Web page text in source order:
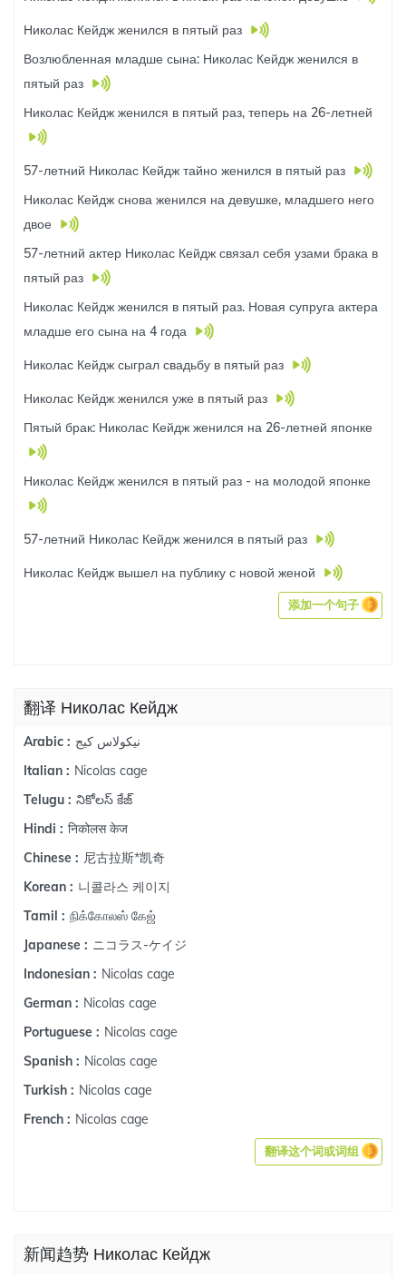
Николас Кейдж женился в пятый раз
Возлюбленная младше сына: Николас Кейдж женился в
пятый раз
Николас Кейдж женился в пятый раз, теперь на 26-летней
57-летний Николас Кейдж тайно женился в пятый раз
Николас Кейдж снова женился на девушке, младшего него
двое
57-летний актер Николас Кейдж связал себя узами брака в
пятый раз
Николас Кейдж женился в пятый раз. Новая супруга актера
младше его сына на 4 года
Николас Кейдж сыграл свадьбу в пятый раз
Николас Кейдж женился уже в пятый раз
Пятый брак: Николас Кейдж женился на 26-летней японке
Николас Кейдж женился в пятый раз - на молодой японке
57-летний Николас Кейдж женился в пятый раз
Николас Кейдж вышел на публику с новой женой
添加一个句子
翻译 Николас Кейдж
Arabic : نيكولاس كيج
Italian : Nicolas cage
Telugu : నికోలస్ కేజ్
Hindi : निकोलस केज
Chinese : 尼古拉斯*凯奇
Korean : 니콜라스 케이지
Tamil : நிக்கோலஸ் கேஜ்
Japanese : ニコラス-ケイジ
Indonesian : Nicolas cage
German : Nicolas cage
Portuguese : Nicolas cage
Spanish : Nicolas cage
Turkish : Nicolas cage
French : Nicolas cage
翻译这个词或词组
新闻趋势 Николас Кейдж